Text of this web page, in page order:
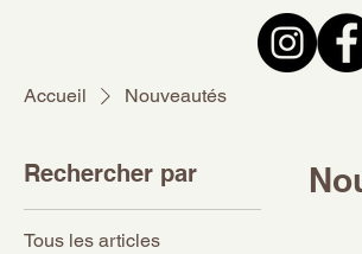
Accueil Nouveautés
Rechercher par
Tous les articles